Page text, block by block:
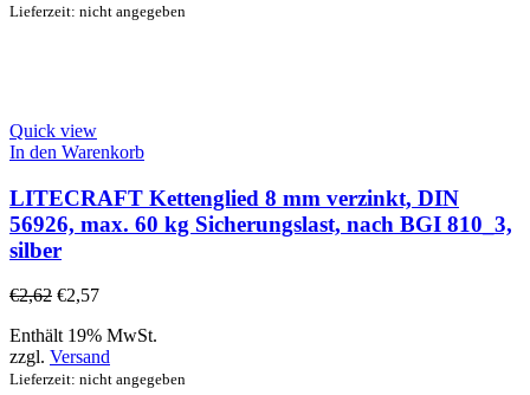
Lieferzeit: nicht angegeben
Quick view
In den Warenkorb
LITECRAFT Kettenglied 8 mm verzinkt, DIN
56926, max. 60 kg Sicherungslast, nach BGI 810_3,
silber
€2,62 €2,57
Enthält 19% MwSt.
zzgl. Versand
Lieferzeit: nicht angegeben